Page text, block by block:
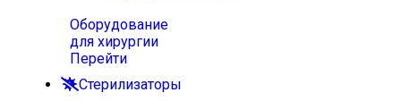
Оборудование
для хирургии
Перейти
Стерилизаторы